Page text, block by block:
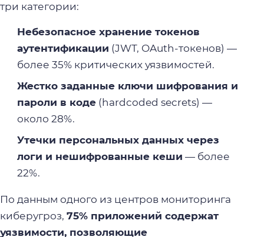
три категории:
Небезопасное хранение токенов
аутентификации (JWT, OAuth-токенов) —
более 35% критических уязвимостей.
Жестко заданные ключи шифрования и
пароли в коде(hardcoded secrets) —
около 28%.
Утечки персональных данных через
логи и нешифрованные кеши — более
22%.
По данным одного из центров мониторинга
киберугроз, 75% приложений содержат
уязвимости, позволяющие